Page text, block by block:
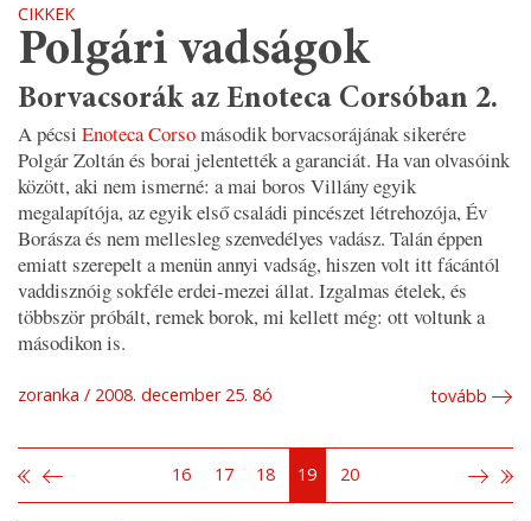
CIKKEK
Polgári vadságok
Borvacsorák az Enoteca Corsóban 2.
A pécsi Enoteca Corsomásodik borvacsorájának sikerére
Polgár Zoltán és borai jelentették a garanciát. Ha van olvasóink
között, aki nem ismerné: a mai boros Villány egyik
megalapítója, az egyik első családi pincészet létrehozója, Év
Borásza és nem mellesleg szenvedélyes vadász. Talán éppen
emiatt szerepelt a menün annyi vadság, hiszen volt itt fácántól
vaddisznóig sokféle erdei-mezei állat. Izgalmas ételek, és
többször próbált, remek borok, mi kellett még: ott voltunk a
másodikon is.
zoranka 2008. december 25. 8ó tovább
16 17 18 19 20